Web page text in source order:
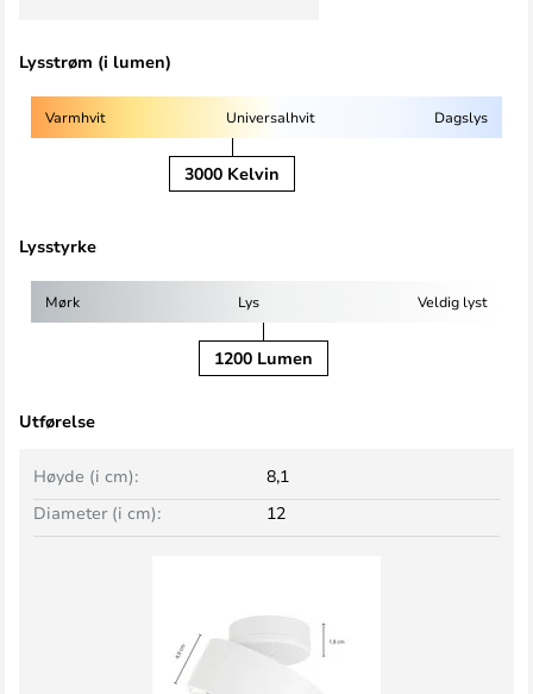
Lysstrøm (i lumen)
Varmhvit Universalhvit Dagslys
3000 Kelvin
Lysstyrke
Mørk Lys Veldig lyst
1200 Lumen
Utførelse
Høyde (i cm):
8,1
Diameter (i cm):
12